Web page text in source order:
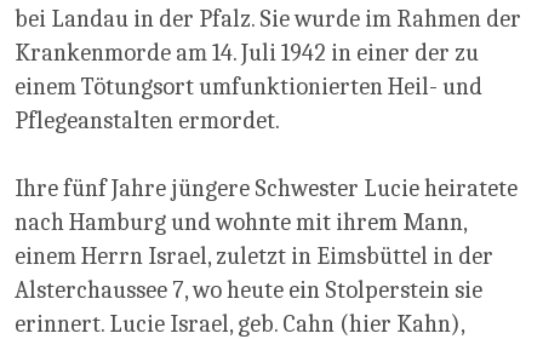
bei Landau in der Pfalz. Sie wurde im Rahmen der
Krankenmorde am 14. Juli 1942 in einer der zu
einem Tötungsort umfunktionierten Heil- und
Pflegeanstalten ermordet.
Ihre fünf Jahre jüngere Schwester Lucie heiratete
nach Hamburg und wohnte mit ihrem Mann,
einem Herrn Israel, zuletzt in Eimsbüttel in der
Alsterchaussee 7, wo heute ein Stolperstein sie
erinnert. Lucie Israel, geb. Cahn (hier Kahn),